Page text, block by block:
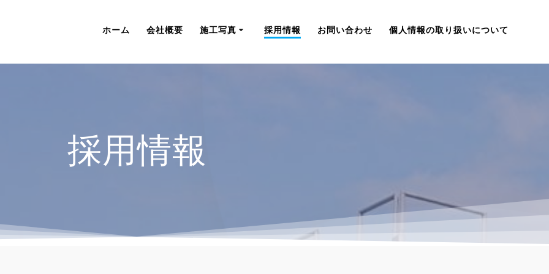
ホーム 会社概要 施工写真 採用情報 お問い合わせ 個人情報の取り扱いについて
採用情報